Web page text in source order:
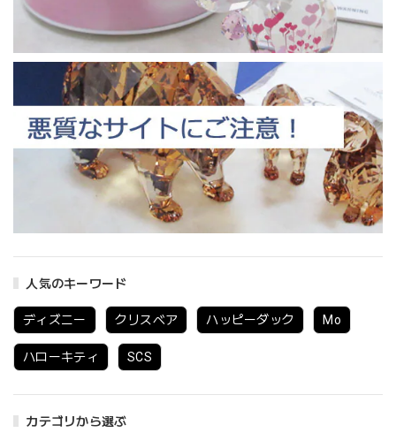
人気のキーワード
ディズニー クリスベア ハッピーダック Mo
ハローキティ SCS
カテゴリから選ぶ